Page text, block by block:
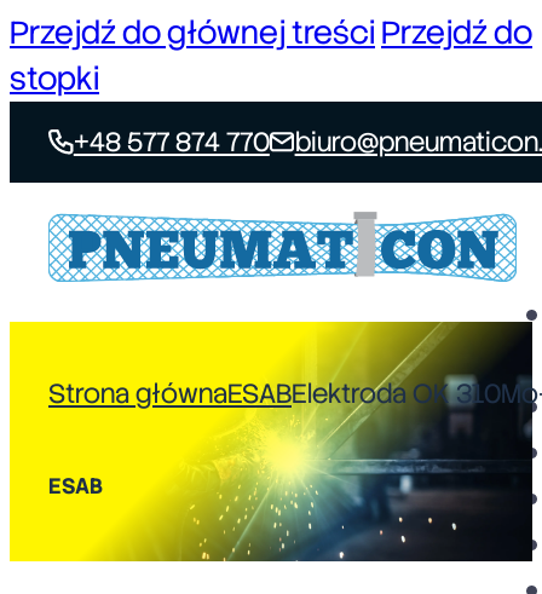
Przejdź do głównej treści Przejdź do
stopki
+48 577 874 770
Strona głównaESABElektroda OK
ESAB